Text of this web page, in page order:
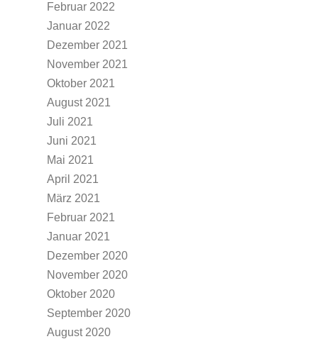
Februar 2022
Januar 2022
Dezember 2021
November 2021
Oktober 2021
August 2021
Juli 2021
Juni 2021
Mai 2021
April 2021
März 2021
Februar 2021
Januar 2021
Dezember 2020
November 2020
Oktober 2020
September 2020
August 2020